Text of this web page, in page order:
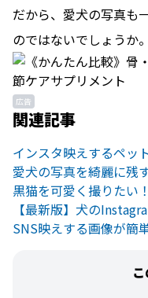
だから、愛犬の写真も
のではないでしょうか。
広告
関連記事
インスタ映えするペッ
【最新版】犬の